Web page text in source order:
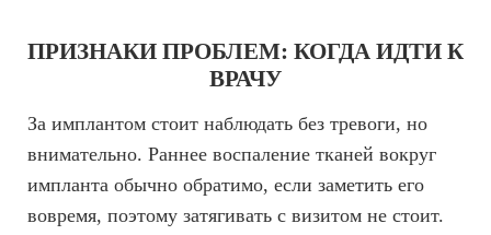
ПРИЗНАКИ ПРОБЛЕМ: КОГДА ИДТИ К
ВРАЧУ
За имплантом стоит наблюдать без тревоги, но
внимательно. Раннее воспаление тканей вокруг
импланта обычно обратимо, если заметить его
вовремя, поэтому затягивать с визитом не стоит.